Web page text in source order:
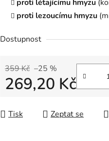
proti létajícímu hmyzu
proti lezoucímu hmyzu
Dostupnost
359 Kč –25 %
269,20 Kč
Tisk Zeptat se